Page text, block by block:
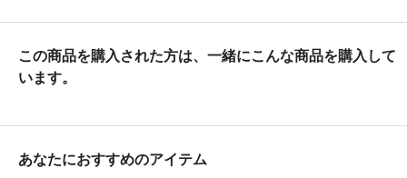
この商品を購入された方は、一緒にこんな商品を購入して
います。
あなたにおすすめのアイテム